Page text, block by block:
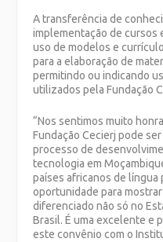
A transferência de
implementação de cursos
uso de modelos e
para a elaboração de
permitindo ou indicando
utilizados pela Fundação
“Nos sentimos muito
Fundação Cecierj pode
processo de
tecnologia em
países africanos de língua
oportunidade para
diferenciado não só no
Brasil. É uma excelente e
este convênio com o